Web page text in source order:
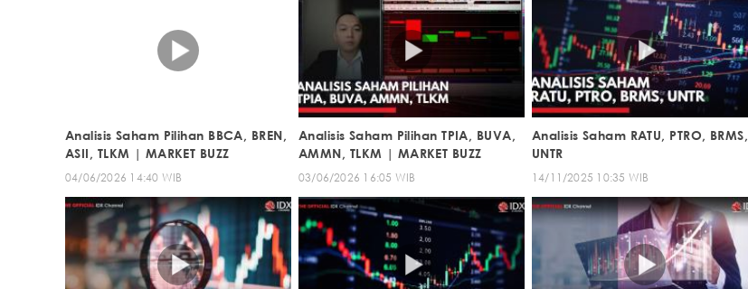
Analisis Saham Pilihan BBCA, BREN,
ASII, TLKM | MARKET BUZZ
04/06/2026 14:40 WIB
Analisis Saham Pilihan TPIA, BUVA,
AMMN, TLKM | MARKET BUZZ
03/06/2026 16:05 WIB
Analisis Saham RATU, PTRO, BRMS,
UNTR
14/11/2025 10:35 WIB